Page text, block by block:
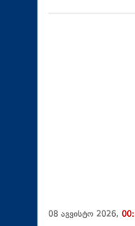
08 აგვისტო 2026,